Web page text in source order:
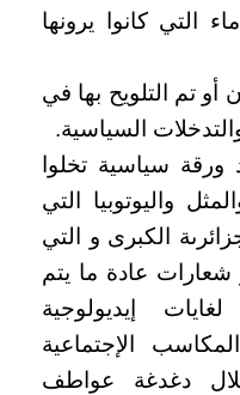
التي كانوا يرونها
تم التلويح بها في
السياسية.
ورقة سياسية تخلوا
واليوتوبيا التي
الكبرى و التي
شعارات عادة ما يتم
إيديولوجية
الإجتماعية
دغدغة عواطف